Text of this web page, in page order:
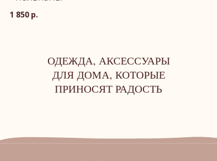
1 850 р.
ОДЕЖДА, АКСЕССУАРЫ
ДЛЯ ДОМА, КОТОРЫЕ
ПРИНОСЯТ РАДОСТЬ